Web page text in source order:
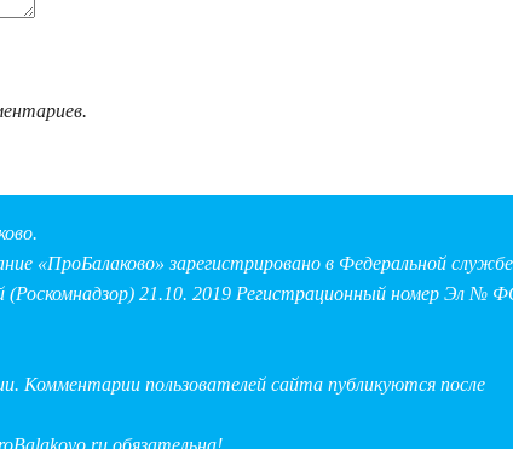
«ПроБалаково» зарегистрировано в Федеральной службе
(Роскомнадзор) 21.10. 2019 Регистрационный номер Эл №
Комментарии пользователей сайта публикуются после
обязательна!